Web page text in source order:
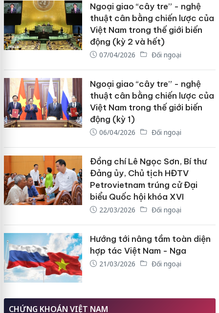
Ngoại giao “cây tre” - nghệ
thuật cân bằng chiến lược của
Việt Nam trong thế giới biến
động (kỳ 2 và hết)
07/04/2026 Đối ngoại
Ngoại giao “cây tre” - nghệ
thuật cân bằng chiến lược của
Việt Nam trong thế giới biến
động (kỳ 1)
06/04/2026 Đối ngoại
Đồng chí Lê Ngọc Sơn, Bí thư
Đảng ủy, Chủ tịch HĐTV
Petrovietnam trúng cử Đại
biểu Quốc hội khóa XVI
22/03/2026 Đối ngoại
Hướng tới nâng tầm toàn diện
hợp tác Việt Nam - Nga
21/03/2026 Đối ngoại
CHỨNG KHOÁN VIỆT NAM